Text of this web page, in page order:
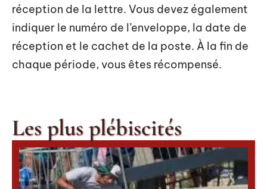
réception de la lettre. Vous devez également
indiquer le numéro de l’enveloppe, la date de
réception et le cachet de la poste. À la fin de
chaque période, vous êtes récompensé.
Les plus plébiscités